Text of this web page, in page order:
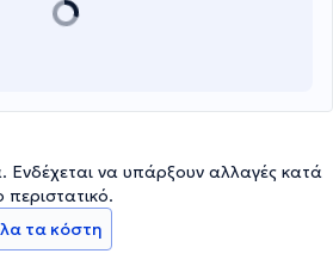
Ενδέχεται να υπάρξουν αλλαγές κατά
τα κόστη